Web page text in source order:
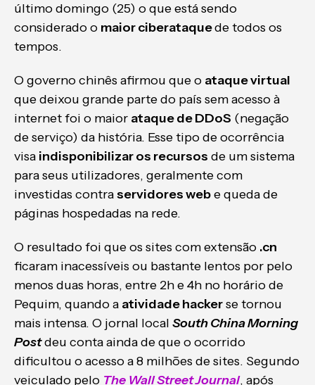
último domingo (25) o que está sendo
considerado o maior ciberataquede todos os
tempos.
O governo chinês afirmou que o ataque virtual
que deixou grande parte do país sem acesso à
internet foi o maior ataque de DDoS (negação
de serviço) da história. Esse tipo de ocorrência
visa indisponibilizar os recursos de um sistema
para seus utilizadores, geralmente com
investidas contraservidores webe queda de
páginas hospedadas na rede.
O resultado foi que os sites com extensão .cn
ficaram inacessíveis ou bastante lentos por pelo
menos duas horas, entre 2h e 4h no horário de
Pequim, quando a atividade hackerse tornou
mais intensa. O jornal local South China Morning
Postdeu conta ainda de que o ocorrido
dificultou o acesso a 8 milhões de sites. Segundo
veiculado pelo The Wall Street Journal, após